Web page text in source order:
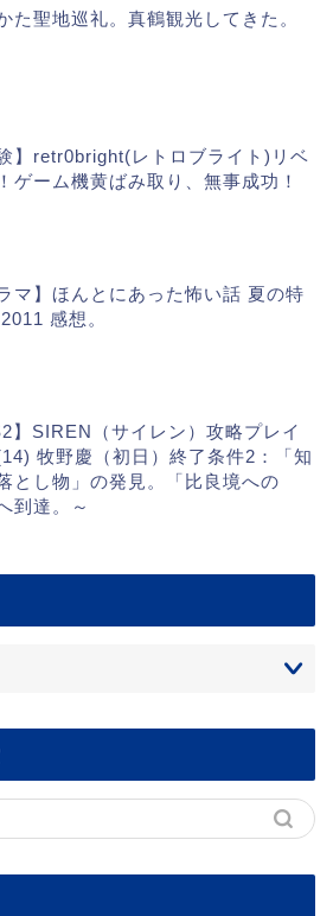
た聖地巡礼。真鶴観光してきた。
験】retr0bright(レトロブライト)リベ
ゲーム機黄ばみ取り、無事成功！
ラマ】ほんとにあった怖い話 夏の特
感想。
】SIREN（サイレン）攻略プレイ
牧野慶（初日）終了条件2：「知
とし物」の発見。「比良境への
到達。～